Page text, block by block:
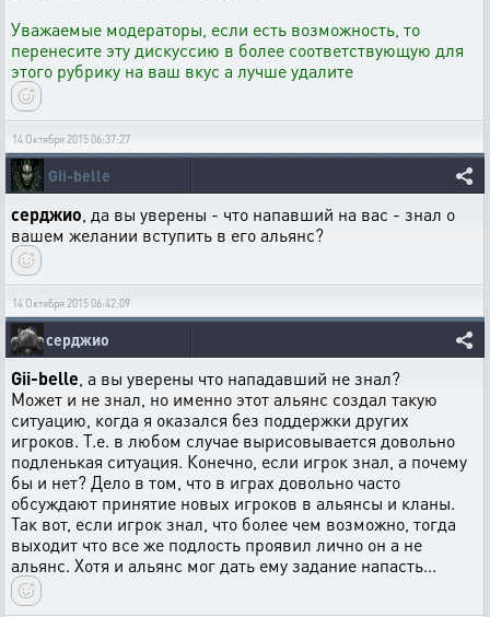
Уважаемые модераторы, если есть возможность, то
перенесите эту дискуссию в более соответствующую для
этого рубрику на ваш вкус а лучше удалите
14 Октября 2015 06:37:27
Gii-belle
серджио , да вы уверены - что напавший на вас - знал о
вашем желании вступить в его альянс?
14 Октября 2015 06:42:09
серджио
Gii-belle , а вы уверены что нападавший не знал?
Может и не знал, но именно этот альянс создал такую
ситуацию, когда я оказался без поддержки других
игроков. Т.е. в любом случае вырисовывается довольно
подленькая ситуация. Конечно, если игрок знал, а почему
бы и нет? Дело в том, что в играх довольно часто
обсуждают принятие новых игроков в альянсы и кланы.
Так вот, если игрок знал, что более чем возможно, тогда
выходит что все же подлость проявил лично он а не
альянс. Хотя и альянс мог дать ему задание напасть...